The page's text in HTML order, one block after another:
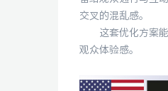
交叉的混乱感。
这套优化方案能
观众体验感。